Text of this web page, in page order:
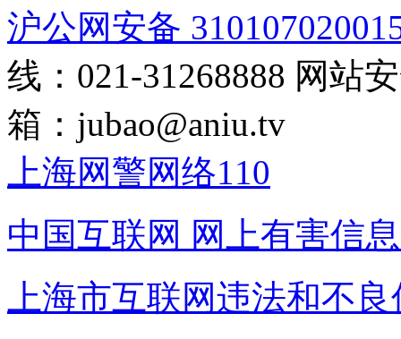
沪公网安备
线：021-31268888 网站
箱： jubao@aniu.tv
上海网警网络110
中国互联网 网上有害信
上海市互联网违法和不